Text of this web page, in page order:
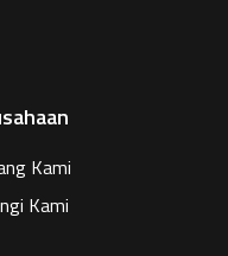
Kami
Kami